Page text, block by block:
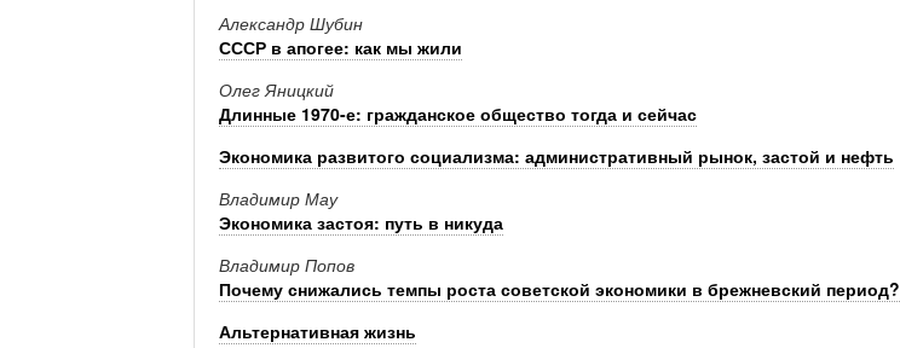
Александр Шубин
СССР в апогее: как мы жили
Олег Яницкий
Длинные 1970-е: гражданское общество тогда и сейчас
Экономика развитого социализма: административный рынок, застой и нефть
Владимир Мау
Экономика застоя: путь в никуда
Владимир Попов
Почему снижались темпы роста советской экономики в брежневский период?
Альтернативная жизнь